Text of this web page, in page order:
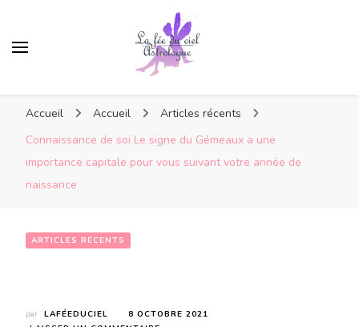
Accueil Accueil
Articles récents
Connaissance de soi Le signe du Gémeaux a une
importance capitale pour vous suivant votre année de
naissance
ARTICLES RÉCENTS
par LAFÉEDUCIEL
8 OCTOBRE 2021